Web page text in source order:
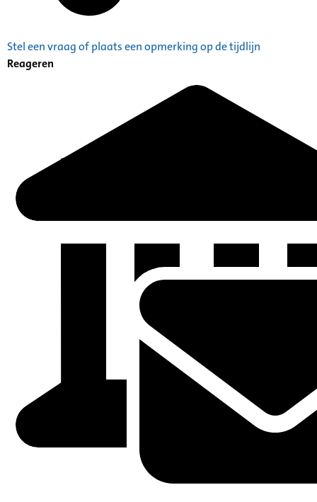
Stel een vraag of plaats een opmerking op de tijdlijn
Reageren